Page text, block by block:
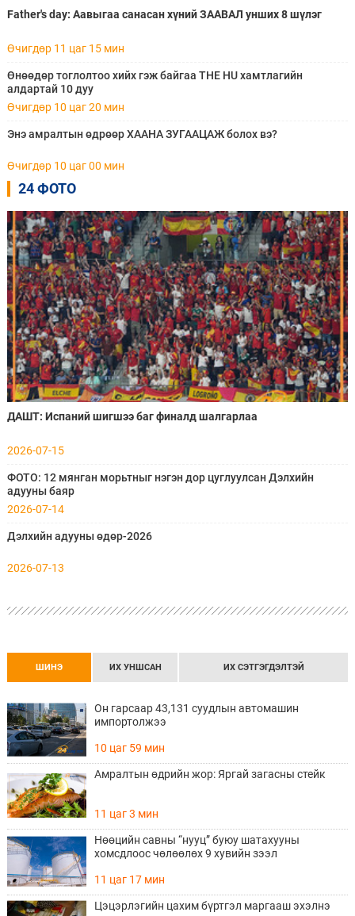
Father's day: Аавыгаа санасан хүний ЗААВАЛ унших 8 шүлэг
Өчигдөр 11 цаг 15 мин
Өнөөдөр тоглолтоо хийх гэж байгаа THE HU хамтлагийн
алдартай 10 дуу
Өчигдөр 10 цаг 20 мин
Энэ амралтын өдрөөр ХААНА ЗУГААЦАЖ болох вэ?
Өчигдөр 10 цаг 00 мин
24 ФОТО
ДАШТ: Испаний шигшээ баг финалд шалгарлаа
2026-07-15
ФОТО: 12 мянган морьтныг нэгэн дор цуглуулсан Дэлхийн
адууны баяр
2026-07-14
Дэлхийн адууны өдөр-2026
2026-07-13
ШИНЭ ИХ УНШСАН ИХ СЭТГЭГДЭЛТЭЙ
Он гарсаар 43,131 суудлын автомашин
импортолжээ
10 цаг 59 мин
Амралтын өдрийн жор: Яргай загасны стейк
11 цаг 3 мин
Нөөцийн савны “нууц” буюу шатахууны
хомсдлоос чөлөөлөх 9 хувийн зээл
11 цаг 17 мин
Цэцэрлэгийн цахим бүртгэл маргааш эхэлнэ